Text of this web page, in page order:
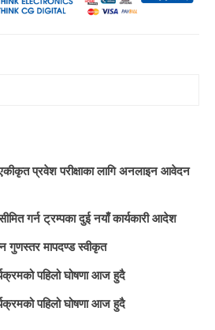
प्रवेश परीक्षाका लागि अनलाइन आवेदन
गर्न ट्रम्पका दुई नयाँ कार्यकारी आदेश
गुणस्तर मापदण्ड स्वीकृत
पहिलो घोषणा आज हुदै
पहिलो घोषणा आज हुदै